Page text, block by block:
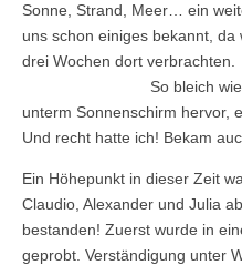
Sonne, Strand, Meer… ein
uns schon einiges bekannt,
drei Wochen
So bleich wie ich
unterm Sonnenschirm hervor,
Und recht hatte ich! Bekam
Ein Höhepunkt in dieser Zeit
Claudio, Alexander und Julia
bestanden! Zuerst wurde in
geprobt. Verständigung unter